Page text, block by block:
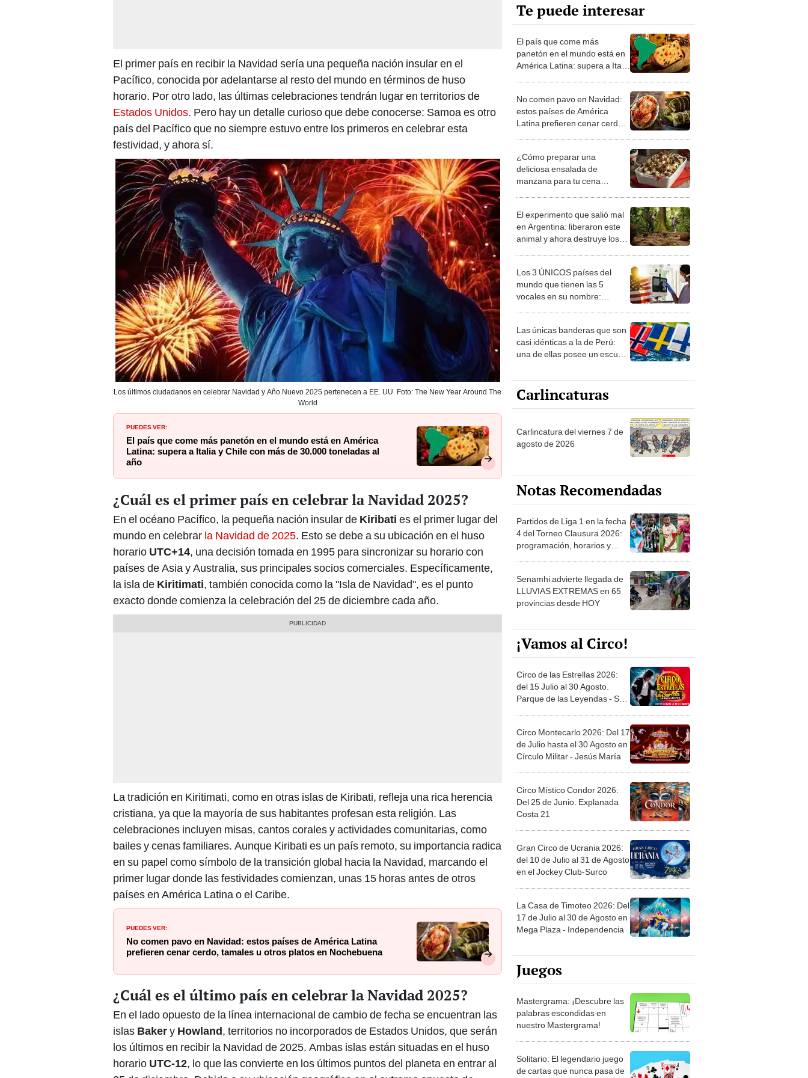
El primer país en recibir la Navidad sería una pequeña nación insular en el
Pacífico, conocida por adelantarse al resto del mundo en términos de huso
horario. Por otro lado, las últimas celebraciones tendrán lugar en territorios de
Estados Unidos. Pero hay un detalle curioso que debe conocerse: Samoa es otro
país del Pacífico que no siempre estuvo entre los primeros en celebrar esta
festividad, y ahora sí.
Los últimos ciudadanos en celebrar Navidad y Año Nuevo 2025 pertenecen a EE. UU. Foto: The New Year Around The
World
PUEDES VER:
El país que come más panetón en el mundo está en América
Latina: supera a Italia y Chile con más de 30.000 toneladas al
año
¿Cuál es el primer país en celebrar la Navidad 2025?
En el océano Pacífico, la pequeña nación insular de Kiribati es el primer lugar del
mundo en celebrar la Navidad de 2025. Esto se debe a su ubicación en el huso
horario UTC+14, una decisión tomada en 1995 para sincronizar su horario con
países de Asia y Australia, sus principales socios comerciales. Específicamente,
la isla de Kiritimati, también conocida como la "Isla de Navidad", es el punto
exacto donde comienza la celebración del 25 de diciembre cada año.
La tradición en Kiritimati, como en otras islas de Kiribati, refleja una rica herencia
cristiana, ya que la mayoría de sus habitantes profesan esta religión. Las
celebraciones incluyen misas, cantos corales y actividades comunitarias, como
bailes y cenas familiares. Aunque Kiribati es un país remoto, su importancia radica
en su papel como símbolo de la transición global hacia la Navidad, marcando el
primer lugar donde las festividades comienzan, unas 15 horas antes de otros
países en América Latina o el Caribe.
PUEDES VER:
No comen pavo en Navidad: estos países de América Latina
prefieren cenar cerdo, tamales u otros platos en Nochebuena
¿Cuál es el último país en celebrar la Navidad 2025?
En el lado opuesto de la línea internacional de cambio de fecha se encuentran las
islas Bakery Howland, territorios no incorporados de Estados Unidos, que serán
los últimos en recibir la Navidad de 2025. Ambas islas están situadas en el huso
horario UTC-12, lo que las convierte en los últimos puntos del planeta en entrar al
Te puede interesar
El país que come más
panetón en el mundo está en
América Latina: supera a Italia
No comen pavo en Navidad:
estos países de América
Latina prefieren cenar cerdo,
¿Cómo preparar una
deliciosa ensalada de
manzana para tu cena
El experimento que salió mal
en Argentina: liberaron este
animal y ahora destruye los
Los 3 ÚNICOS países del
mundo que tienen las 5
vocales en su nombre:
Las únicas banderas que son
casi idénticas a la de Perú:
una de ellas posee un escudo
Carlincaturas
Carlincatura del viernes 7 de
agosto de 2026
Notas Recomendadas
Partidos de Liga 1 en la fecha
4 del Torneo Clausura 2026:
programación, horarios y
Senamhi advierte llegada de
LLUVIAS EXTREMAS en 65
provincias desde HOY
¡Vamos al Circo!
Circo de las Estrellas 2026:
del 15 Julio al 30 Agosto.
Parque de las Leyendas - San
Circo Montecarlo 2026: Del 17
de Julio hasta el 30 Agosto en
Círculo Militar - Jesús María
Circo Místico Condor 2026:
Del 25 de Junio. Explanada
Costa 21
Gran Circo de Ucrania 2026:
del 10 de Julio al 31 de Agosto
en el Jockey Club-Surco
La Casa de Timoteo 2026: Del
17 de Julio al 30 de Agosto en
Mega Plaza - Independencia
Juegos
Mastergrama: ¡Descubre las
palabras escondidas en
nuestro Mastergrama!
Solitario: El legendario juego
de cartas que nunca pasa de